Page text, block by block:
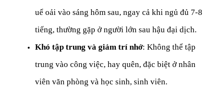
uể oải vào sáng hôm sau, ngay cả khi ngủ đủ 7-8
tiếng, thường gặp ở người lớn sau hậu đại dịch.
Khó tập trung và giảm trí nhớ: Không thể tập
trung vào công việc, hay quên, đặc biệt ở nhân
viên văn phòng và học sinh, sinh viên.